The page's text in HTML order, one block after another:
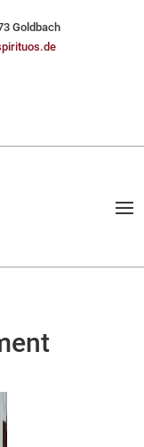
Goldbach
ed.so
utiri